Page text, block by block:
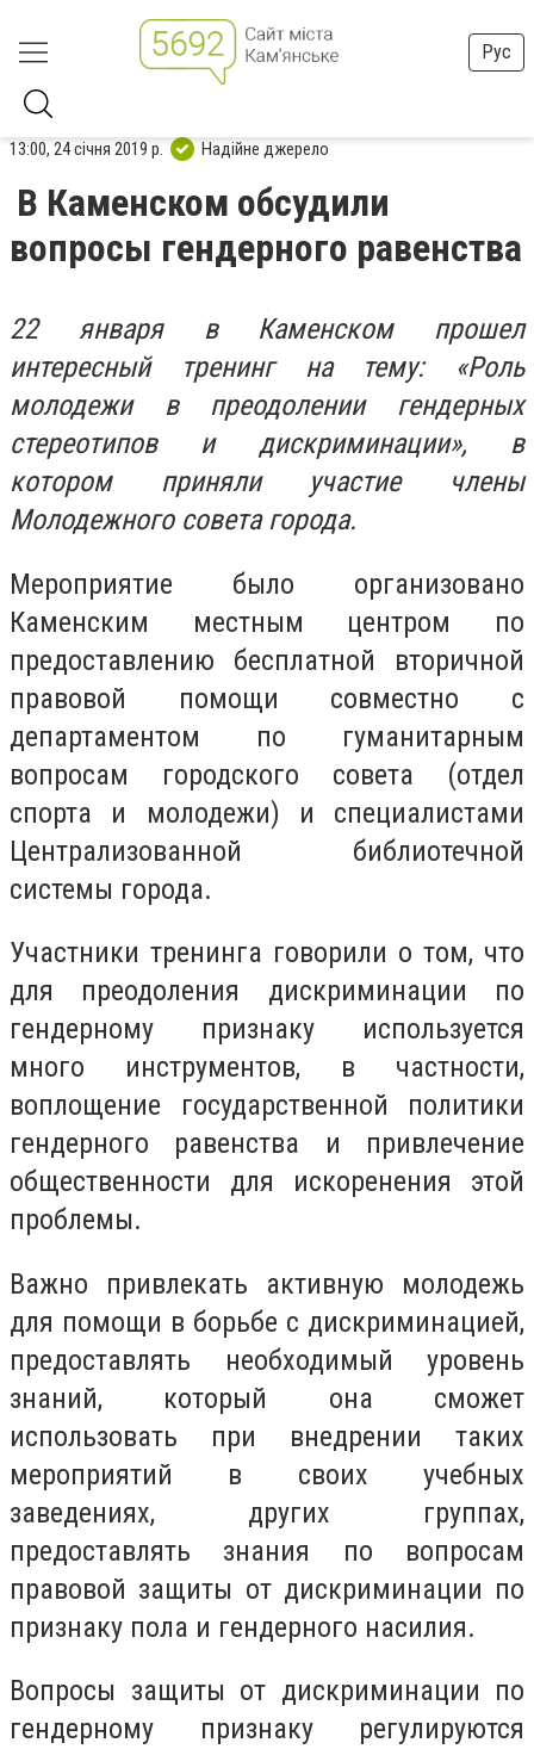
Рус
13:00, 24 січня 2019 р. Надійне джерело
В Каменском обсудили
вопросы гендерного равенства
22 января в Каменском прошел
интересный тренинг на тему: «Роль
молодежи в преодолении гендерных
стереотипов и дискриминации», в
котором приняли участие члены
Молодежного совета города.
Мероприятие было организовано
Каменским местным центром по
предоставлению бесплатной вторичной
правовой помощи совместно с
департаментом по гуманитарным
вопросам городского совета (отдел
спорта и молодежи) и специалистами
Централизованной библиотечной
системы города.
Участники тренинга говорили о том, что
для преодоления дискриминации по
гендерному признаку используется
много инструментов, в частности,
воплощение государственной политики
гендерного равенства и привлечение
общественности для искоренения этой
проблемы.
Важно привлекать активную молодежь
для помощи в борьбе с дискриминацией,
предоставлять необходимый уровень
знаний, который она сможет
использовать при внедрении таких
мероприятий в своих учебных
заведениях, других группах,
предоставлять знания по вопросам
правовой защиты от дискриминации по
признаку пола и гендерного насилия.
Вопросы защиты от дискриминации по
гендерному признаку регулируются